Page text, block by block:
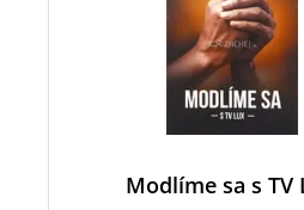
Modlíme sa s TV